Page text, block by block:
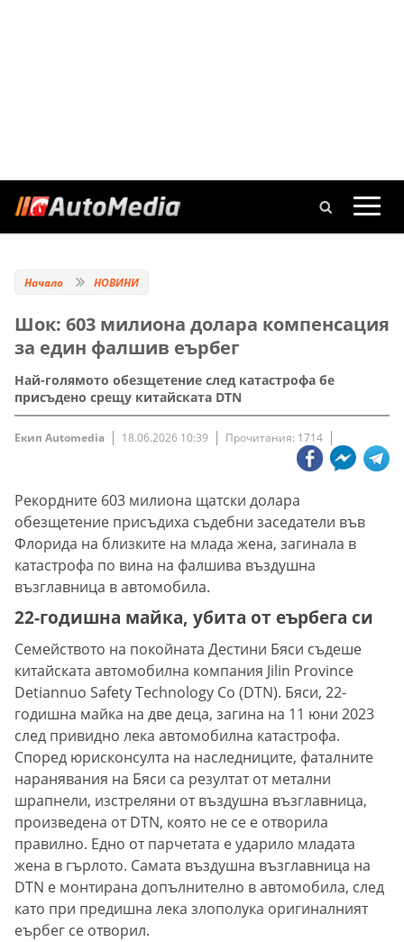
Начало НОВИНИ
Шок: 603 милиона долара компенсация
за един фалшив еърбег
Най-голямото обезщетение след катастрофа бе
присъдено срещу китайската DTN
Екип Automedia 18.06.2026 10:39 Прочитания: 1714
Рекордните 603 милиона щатски долара
обезщетение присъдиха съдебни заседатели във
Флорида на близките на млада жена, загинала в
катастрофа по вина на фалшива въздушна
възглавница в автомобила.
22-годишна майка, убита от еърбега си
Семейството на покойната Дестини Бяси съдеше
китайската автомобилна компания Jilin Province
Detiannuo Safety Technology Co (DTN). Бяси, 22-
годишна майка на две деца, загина на 11 юни 2023
след привидно лека автомобилна катастрофа.
Според юрисконсулта на наследниците, фаталните
наранявания на Бяси са резултат от метални
шрапнели, изстреляни от въздушна възглавница,
произведена от DTN, която не се е отворила
правилно. Едно от парчетата е ударило младата
жена в гърлото. Самата въздушна възглавница на
DTN е монтирана допълнително в автомобила, след
като при предишна лека злополука оригиналният
еърбег се отворил.